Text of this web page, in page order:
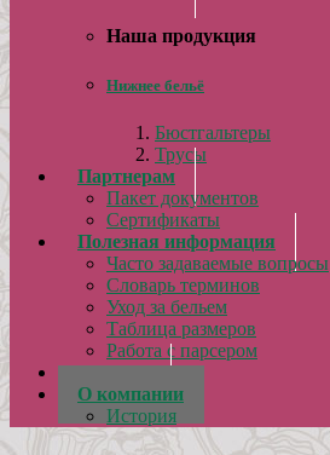
Наша продукция
Нижнее бельё
Бюстгальтеры
Трусы
Партнерам
Пакет документов
Сертификаты
Полезная информация
Часто задаваемые вопросы
Словарь терминов
Уход за бельем
Таблица размеров
Работа с парсером
О компании
История